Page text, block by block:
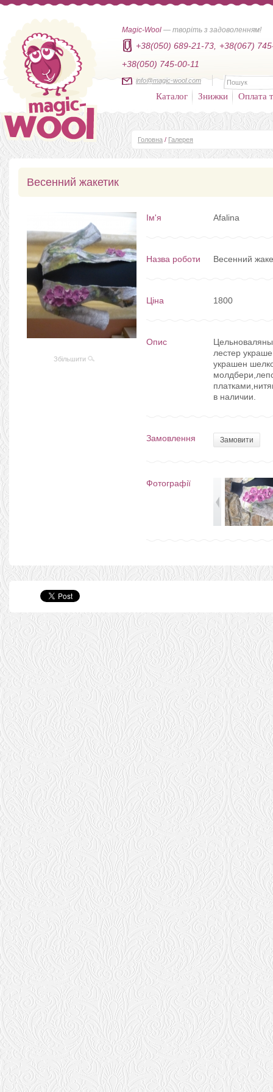
Magic-Wool — творіть з задоволенням!
+38(050) 689-21-73,
+38(067)
+38(050) 745-00-11
info@magic-wool.com
Каталог Знижки Оплата
Головна / Галерея
Весенний жакетик
Збільшити
Ім'я Afalina
Назва роботи Весенний
Ціна 1800
Опис
лестер
украшен
в наличии.
Замовлення Замовити
Фотографії